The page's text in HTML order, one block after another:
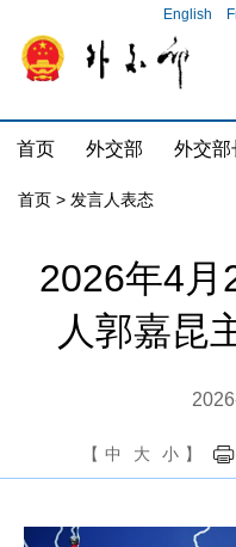
English
首页 外交部 外交部
首页 > 发言人表态
2026年4月
人郭嘉昆
【 中 大 小 】